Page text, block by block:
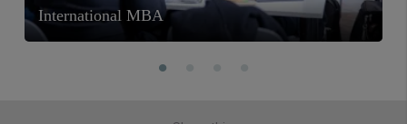
International MBA